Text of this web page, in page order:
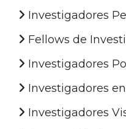
Investigadores
Fellows de
Investigadores
Investigadores
Investigadores